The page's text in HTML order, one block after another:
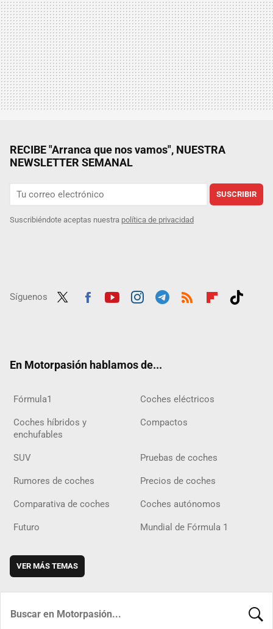
RECIBE "Arranca que nos vamos", NUESTRA
NEWSLETTER SEMANAL
SUSCRIBIR
Suscribiéndote aceptas nuestra política de privacidad
Síguenos
En Motorpasión hablamos de...
Fórmula1 Coches eléctricos
Coches híbridos y
enchufables
Compactos
SUV Pruebas de coches
Rumores de coches Precios de coches
Comparativa de coches Coches autónomos
Futuro Mundial de Fórmula 1
VER MÁS TEMAS